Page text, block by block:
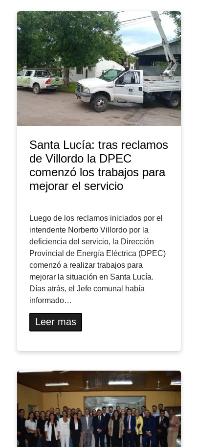
Santa Lucía: tras reclamos
de Villordo la DPEC
comenzó los trabajos para
mejorar el servicio
Luego de los reclamos iniciados por el
intendente Norberto Villordo por la
deficiencia del servicio, la Dirección
Provincial de Energía Eléctrica (DPEC)
comenzó a realizar trabajos para
mejorar la situación en Santa Lucía.
Días atrás, el Jefe comunal había
informado…
Leer mas